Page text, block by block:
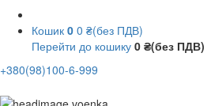
Кошик 0 0 ₴(без ПДВ)
Перейти до кошику 0 ₴(без ПДВ)
+380(98)100-6-999